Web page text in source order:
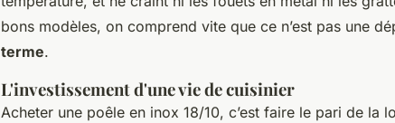
bons modèles, on comprend vite que ce n’est pas une
terme.
L'investissement d'une vie de cuisinier
Acheter une poêle en inox 18/10, c’est faire le pari de la